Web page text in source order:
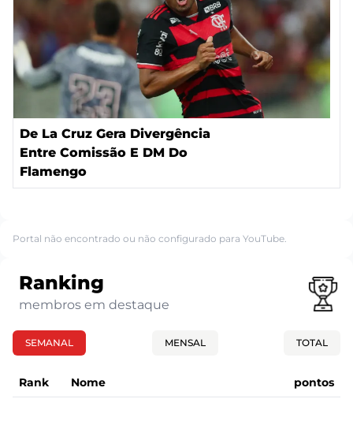
De La Cruz Gera Divergência
Entre Comissão E DM Do
Flamengo
Portal não encontrado ou não configurado para YouTube.
Ranking
membros em destaque
SEMANAL MENSAL TOTAL
Rank Nome pontos